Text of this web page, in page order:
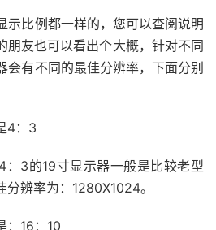
示比例都一样的，您可以查阅说明
朋友也可以看出个大概，针对不同
会有不同的最佳分辨率，下面分别
4：3
3的19寸显示器一般是比较老型
辨率为：1280X1024。
16：10